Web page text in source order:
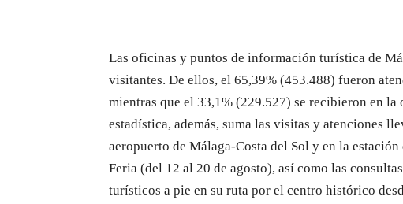
Las oficinas y puntos de información turística de
visitantes. De ellos, el 65,39% (453.488) fueron
mientras que el 33,1% (229.527) se recibieron en
estadística, además, suma las visitas y atenciones
aeropuerto de Málaga-Costa del Sol y en la
Feria (del 12 al 20 de agosto), así como las
turísticos a pie en su ruta por el centro histórico